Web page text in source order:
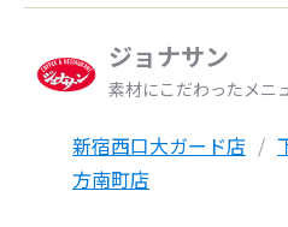
ジョナサン
素材にこだわったメニ
新宿西口大ガード店
方南町店